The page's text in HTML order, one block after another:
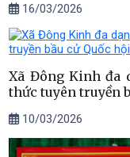
16/03/2026
Xã Đông Kinh đa
thức tuyên truyền
10/03/2026